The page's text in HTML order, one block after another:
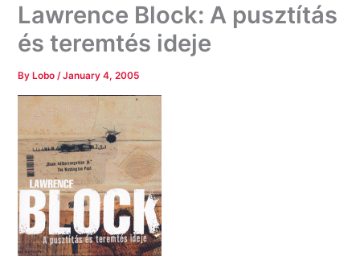
Lawrence Block: A pusztítás
és teremtés ideje
By Lobo/January 4, 2005
kk